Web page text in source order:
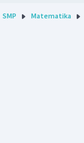
SMP Matematika